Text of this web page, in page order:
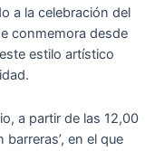
a la celebración del
conmemora desde
estilo artístico
a partir de las 12,00
barreras’, en el que